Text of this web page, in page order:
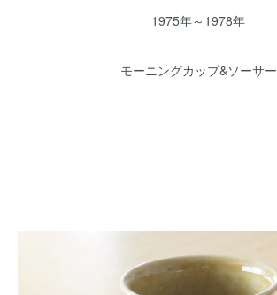
1975年～1978年
モーニングカップ&ソーサー